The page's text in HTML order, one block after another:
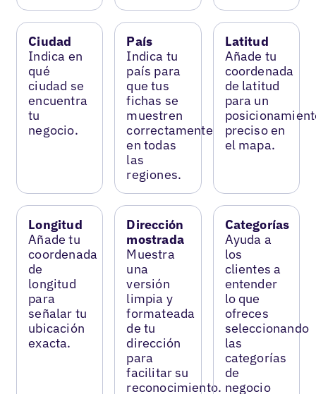
Ciudad
Indica en
qué
ciudad se
encuentra
tu
negocio.
País
Indica tu
país para
que tus
fichas se
muestren
correctamente
en todas
las
regiones.
Latitud
Añade tu
coordenada
de latitud
para un
preciso en
el mapa.
Longitud
Añade tu
coordenada
de
longitud
para
señalar tu
ubicación
exacta.
Dirección
mostrada
Muestra
una
versión
limpia y
formateada
de tu
dirección
para
facilitar su
reconocimiento.
Categorías
Ayuda a
los
clientes a
entender
lo que
ofreces
seleccionando
las
categorías
de
negocio